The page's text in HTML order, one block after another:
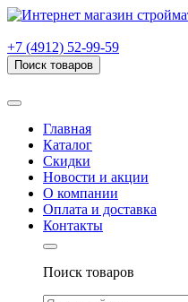
+7 (4912) 52-99-59
Поиск товаров
Главная
Каталог
Скидки
Новости и акции
О компании
Оплата и доставка
Контакты
Поиск товаров